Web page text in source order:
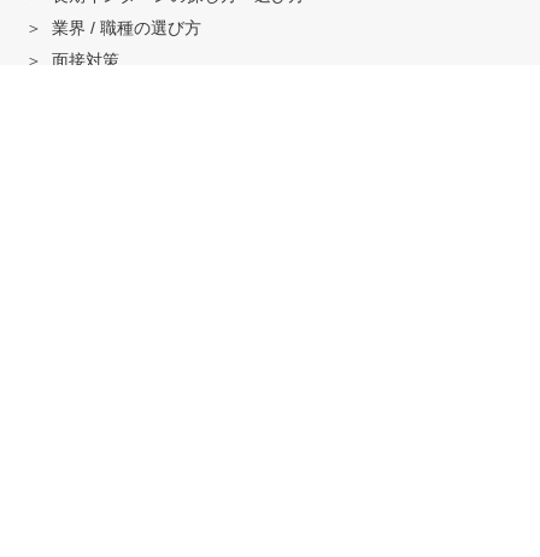
業界 / 職種の選び方
面接対策